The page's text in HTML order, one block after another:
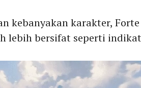
kebanyakan karakter,
lebih bersifat seperti